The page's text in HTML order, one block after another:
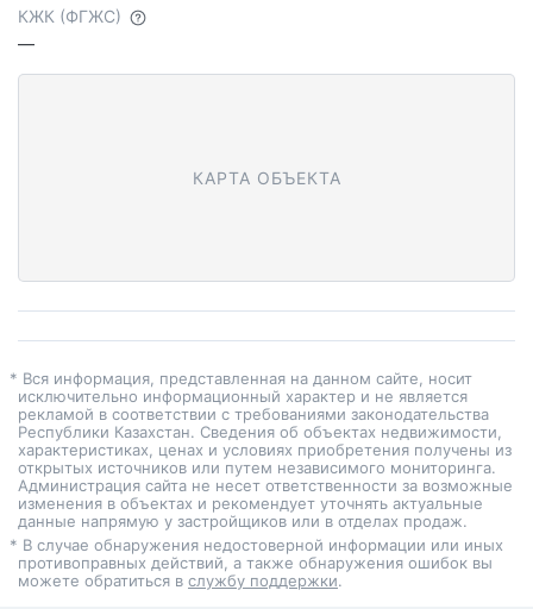
КЖК (ФГЖС)
—
КАРТА ОБЪЕКТА
* Вся информация, представленная на данном сайте, носит
исключительно информационный характер и не является
рекламой в соответствии с требованиями законодательства
Республики Казахстан. Сведения об объектах недвижимости,
характеристиках, ценах и условиях приобретения получены из
открытых источников или путем независимого мониторинга.
Администрация сайта не несет ответственности за возможные
изменения в объектах и рекомендует уточнять актуальные
данные напрямую у застройщиков или в отделах продаж.
* В случае обнаружения недостоверной информации или иных
противоправных действий, а также обнаружения ошибок вы
можете обратиться в службу поддержки.